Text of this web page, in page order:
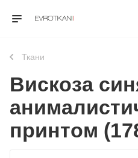
Ткани
Вискоза
принтом